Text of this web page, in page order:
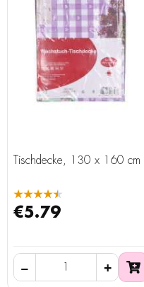
Tischdecke, 130 x 160 cm
★★★★★
€5.79